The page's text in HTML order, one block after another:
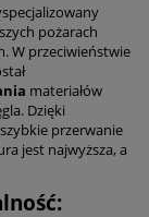
pożarach
W przeciwieństwie
materiałów
Dzięki
przerwanie
jest najwyższa, a